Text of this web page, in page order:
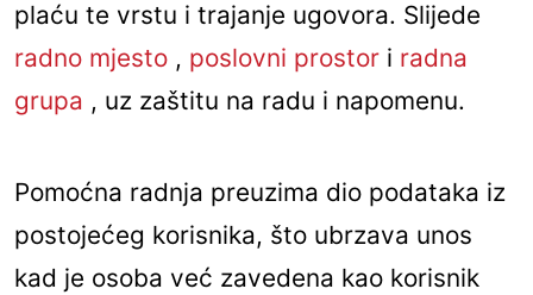
plaću te vrstu i trajanje ugovora. Slijede
radno mjesto , poslovni prostor i radna
grupa , uz zaštitu na radu i napomenu.
Pomoćna radnja preuzima dio podataka iz
postojećeg korisnika, što ubrzava unos
kad je osoba već zavedena kao korisnik